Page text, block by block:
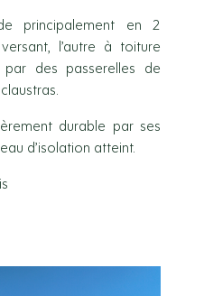
principalement en 2
l’autre à toiture
des passerelles de
durable par ses
d’isolation atteint.